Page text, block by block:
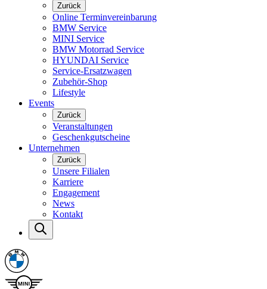
Zurück
Online Terminvereinbarung
BMW Service
MINI Service
BMW Motorrad Service
HYUNDAI Service
Service-Ersatzwagen
Zubehör-Shop
Lifestyle
Events
Zurück
Veranstaltungen
Geschenkgutscheine
Unternehmen
Zurück
Unsere Filialen
Karriere
Engagement
News
Kontakt